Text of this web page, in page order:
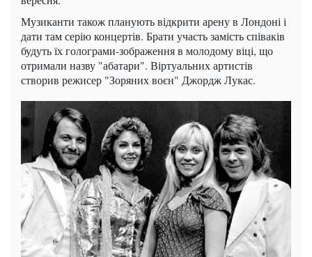
Музиканти також планують відкрити арену в Лондоні і
дати там серію концертів. Брати участь замість співаків
будуть їх голограми-зображення в молодому віці, що
отримали назву "абатари". Віртуальних артистів
створив режисер "Зоряних воєн" Джордж Лукас.